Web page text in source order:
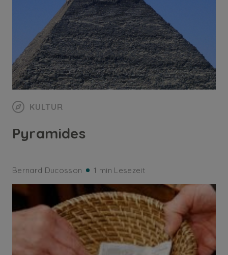
KULTUR
Pyramides
Bernard Ducosson 1 min Lesezeit